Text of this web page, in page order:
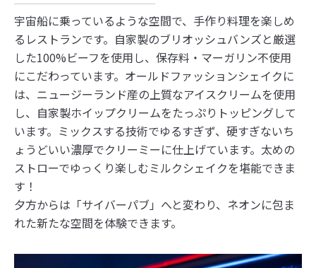
宇宙船に乗っているような空間で、手作り料理を楽しめ
るレストランです。自家製のブリオッシュバンズと厳選
した100%ビーフを使用し、保存料・マーガリン不使用
にこだわっています。オールドファッションシェイクに
は、ニュージーランド産の上質なアイスクリームを使用
し、自家製ホイップクリームをたっぷりトッピングして
います。ミックスする技術でゆるすぎず、硬すぎないち
ょうどいい濃厚でクリーミーに仕上げています。太めの
ストローでゆっくり楽しむミルクシェイクを堪能できま
す！
夕方からは「サイバーパブ」へと変わり、ネオンに包ま
れた新たな空間を体験できます。